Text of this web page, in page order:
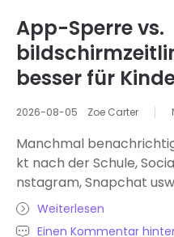
App-Sperre vs.
besser für
2026-08-05 Zoe Carter
Manchmal
kt nach der Schule,
nstagram, Snapchat
elen Eltern die Frage
t sperren oder einfach
Weiterlesen
Einen Kommentar